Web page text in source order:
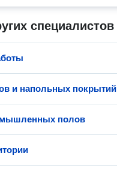
специалистов
и напольных покрытий
полов